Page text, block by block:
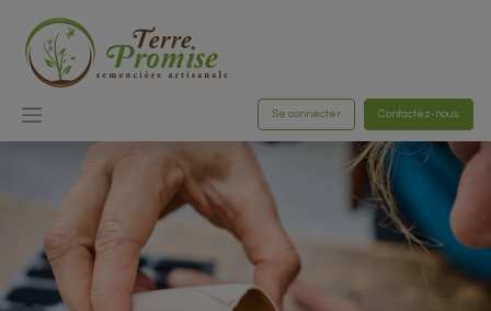
Se connecter Contactez-nous